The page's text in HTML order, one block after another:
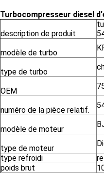
Turbocompresseur diesel
description de produit
modèle de turbo
type de turbo
OEM
numéro de la pièce relatif.
modèle de moteur
type de moteur
type refroidi
poids brut